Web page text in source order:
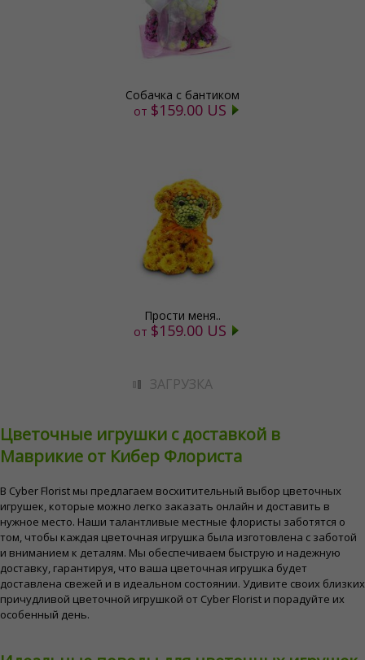
Собачка с бантиком
от $159.00 US
Прости меня..
от $159.00 US
ЗАГРУЗКА
Цветочные игрушки с доставкой в
Маврикие от Кибер Флориста
В Cyber ​​Florist мы предлагаем восхитительный выбор цветочных
игрушек, которые можно легко заказать онлайн и доставить в
нужное место. Наши талантливые местные флористы заботятся о
том, чтобы каждая цветочная игрушка была изготовлена ​​с заботой
и вниманием к деталям. Мы обеспечиваем быструю и надежную
доставку, гарантируя, что ваша цветочная игрушка будет
доставлена ​​свежей и в идеальном состоянии. Удивите своих близких
причудливой цветочной игрушкой от Cyber ​​Florist и порадуйте их
особенный день.